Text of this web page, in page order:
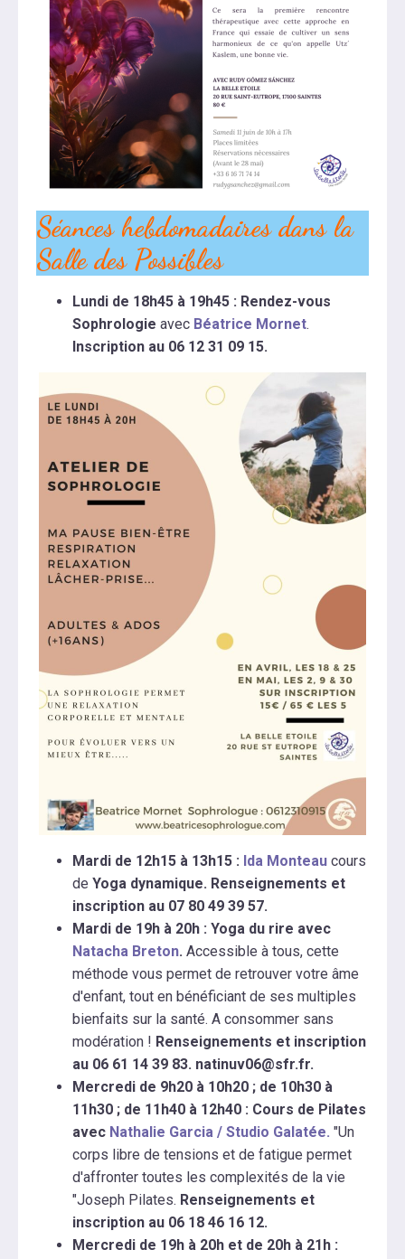
Séances hebdomadaires dans la
Salle des Possibles
Lundi de 18h45 à 19h45 : Rendez-vous
Sophrologie avec Béatrice Mornet.
Inscription au 06 12 31 09 15.
Mardi de 12h15 à 13h15 : Ida Monteau cours
de Yoga dynamique. Renseignements et
inscription au 07 80 49 39 57.
Mardi de 19h à 20h : Yoga du rire avec
Natacha Breton. Accessible à tous, cette
méthode vous permet de retrouver votre âme
d'enfant, tout en bénéficiant de ses multiples
bienfaits sur la santé. A consommer sans
modération ! Renseignements et inscription
au 06 61 14 39 83. natinuv06@sfr.fr.
Mercredi de 9h20 à 10h20 ; de 10h30 à
11h30 ; de 11h40 à 12h40 : Cours de Pilates
avec Nathalie Garcia / Studio Galatée. "Un
corps libre de tensions et de fatigue permet
d'affronter toutes les complexités de la vie
"Joseph Pilates. Renseignements et
inscription au 06 18 46 16 12.
Mercredi de 19h à 20h et de 20h à 21h :